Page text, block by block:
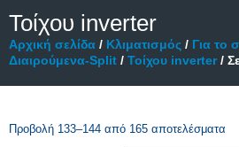
Τοίχου inverter
Αρχική σελίδα / Κλιματισμός / Για το
Διαιρούμενα-Split / Τοίχου inverter/
Προβολή 133–144 από 165 αποτελέσματα